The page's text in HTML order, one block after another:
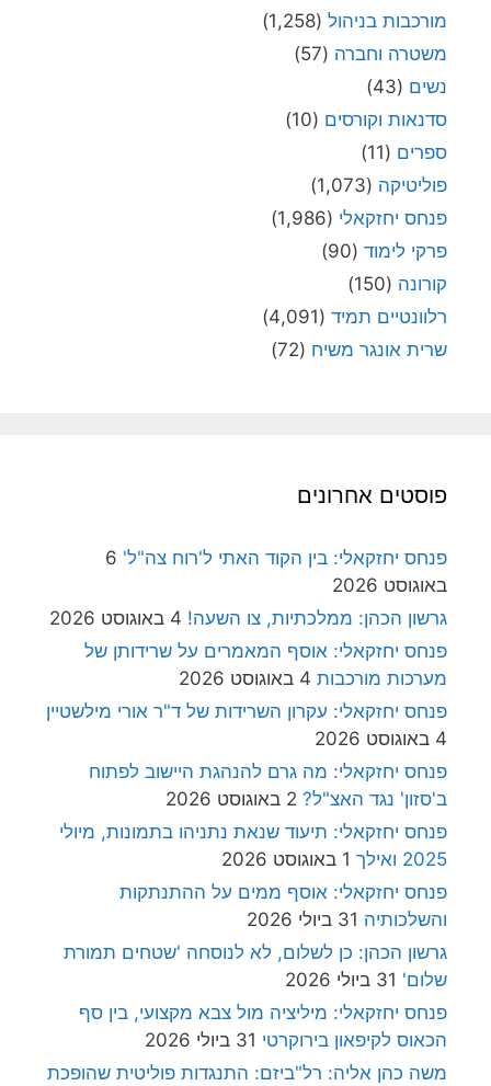
מורכבות בניהול (1,258)
משטרה וחברה (57)
נשים (43)
סדנאות וקורסים (10)
ספרים (11)
פוליטיקה (1,073)
פנחס יחזקאלי (1,986)
פרקי לימוד (90)
קורונה (150)
רלוונטיים תמיד (4,091)
שרית אונגר משיח (72)
פוסטים אחרונים
פנחס יחזקאלי: בין הקוד האתי ל'רוח צה"ל' 6
באוגוסט 2026
גרשון הכהן: ממלכתיות, צו השעה! 4 באוגוסט 2026
פנחס יחזקאלי: אוסף המאמרים על שרידותן של
מערכות מורכבות 4 באוגוסט 2026
פנחס יחזקאלי: עקרון השרידות של ד"ר אורי מילשטיין
4 באוגוסט 2026
פנחס יחזקאלי: מה גרם להנהגת היישוב לפתוח
ב'סזון' נגד האצ"ל? 2 באוגוסט 2026
פנחס יחזקאלי: תיעוד שנאת נתניהו בתמונות, מיולי
2025 ואילך
1 באוגוסט 2026
פנחס יחזקאלי: אוסף ממים על ההתנתקות
והשלכותיה 31 ביולי 2026
גרשון הכהן: כן לשלום, לא לנוסחה 'שטחים תמורת
שלום' 31 ביולי 2026
פנחס יחזקאלי: מיליציה מול צבא מקצועי, בין סף
הכאוס לקיפאון בירוקרטי 31 ביולי 2026
משה כהן אליה: רל"ביזם: התנגדות פוליטית שהופכת